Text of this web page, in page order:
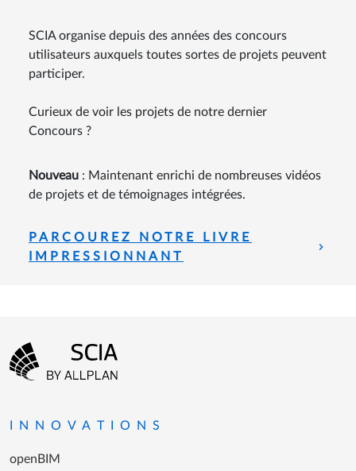
SCIA organise depuis des années des concours
utilisateurs auxquels toutes sortes de projets peuvent
participer.
Curieux de voir les projets de notre dernier
Concours ?
Nouveau : Maintenant enrichi de nombreuses vidéos
de projets et de témoignages intégrées.
PARCOUREZ NOTRE LIVRE
IMPRESSIONNANT
Menu Pied de page
INNOVATIONS
openBIM